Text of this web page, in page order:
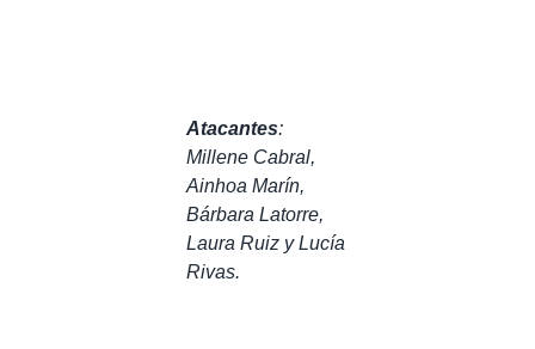
Atacantes:
Millene Cabral,
Ainhoa Marín,
Bárbara Latorre,
Laura Ruiz y Lucía
Rivas.